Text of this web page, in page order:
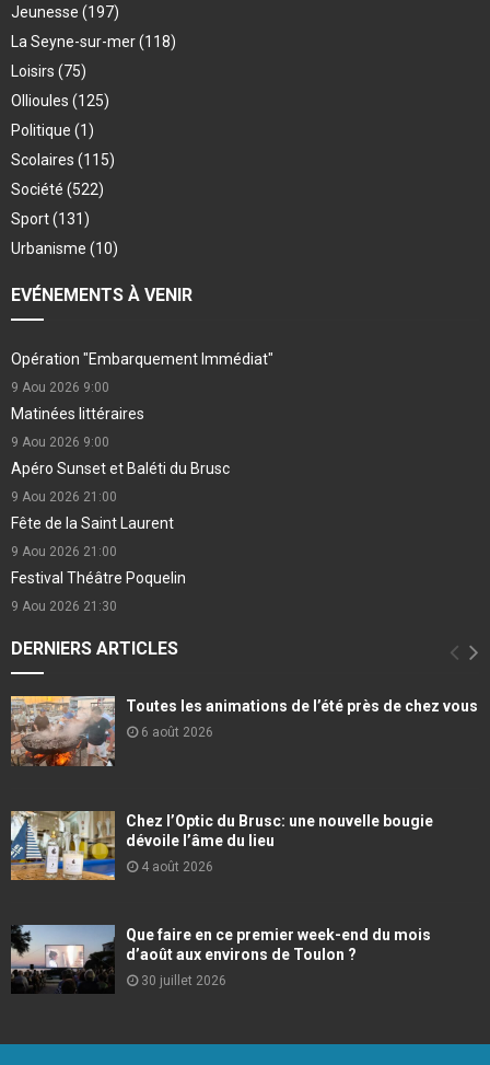
Jeunesse (197)
La Seyne-sur-mer(118)
Loisirs (75)
Ollioules (125)
Politique (1)
Scolaires (115)
Société (522)
Sport(131)
Urbanisme (10)
EVÉNEMENTS À VENIR
Opération "Embarquement Immédiat"
9 Aou 2026 9:00
Matinées littéraires
9 Aou 2026 9:00
Apéro Sunset et Baléti du Brusc
9 Aou 2026 21:00
Fête de la Saint Laurent
9 Aou 2026 21:00
Festival Théâtre Poquelin
9 Aou 2026 21:30
DERNIERS ARTICLES
Toutes les animations de l’été près de chez vous
6 août 2026
Chez l’Optic du Brusc: une nouvelle bougie
dévoile l’âme du lieu
4 août 2026
Que faire en ce premier week-end du mois
d’août aux environs de Toulon ?
30 juillet 2026